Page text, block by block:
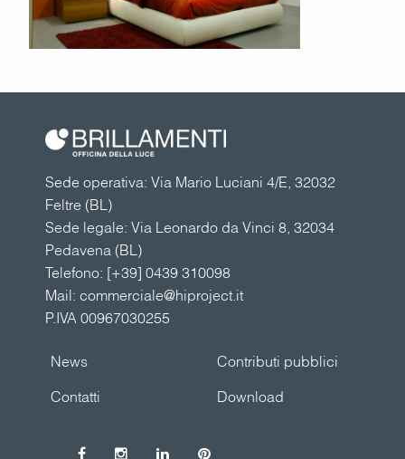
Sede operativa: Via Mario Luciani 4/E, 32032
Feltre (BL)
Sede legale: Via Leonardo da Vinci 8, 32034
Pedavena (BL)
Telefono: [+39] 0439 310098
Mail: commerciale@hiproject.it
P.IVA 00967030255
Contributi pubblici
News
Download
Contatti